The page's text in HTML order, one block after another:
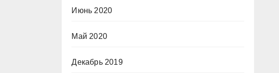
Июнь 2020
Май 2020
Декабрь 2019